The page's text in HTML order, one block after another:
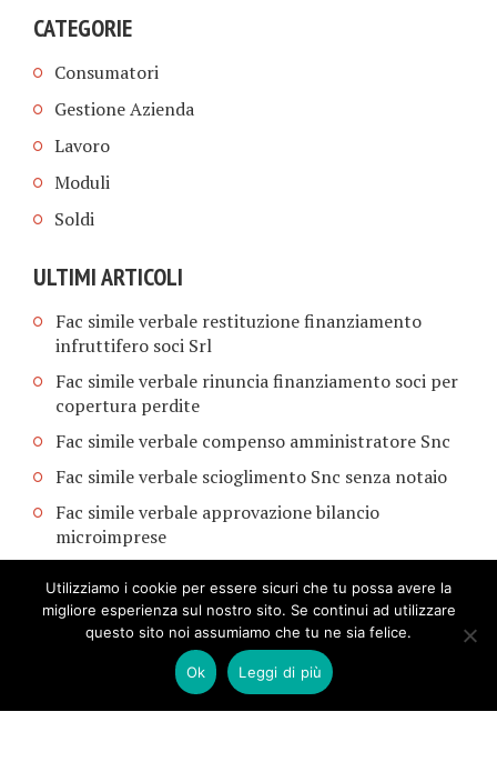
CATEGORIE
Consumatori
Gestione Azienda
Lavoro
Moduli
Soldi
ULTIMI ARTICOLI
Fac simile verbale restituzione finanziamento
infruttifero soci Srl​
Fac simile verbale rinuncia finanziamento soci per
copertura perdite​
Fac simile verbale compenso amministratore Snc​
Fac simile verbale scioglimento Snc senza notaio​
Fac simile verbale approvazione bilancio
microimprese​​
Utilizziamo i cookie per essere sicuri che tu possa avere la
migliore esperienza sul nostro sito. Se continui ad utilizzare
questo sito noi assumiamo che tu ne sia felice.
Ok Leggi di più